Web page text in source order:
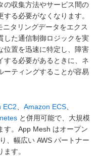
の収集方法やサービス間の
る必要がなくなります。
タリングデータをエクス
した通信制御ロジックを実
位置を迅速に特定し、障害
する必要があるときに、ネ
ーティングすることが容易
EC2 Amazon ECS
と併用可能で、大規模
す。App Mesh はオープン
、幅広い AWS パートナー
す。